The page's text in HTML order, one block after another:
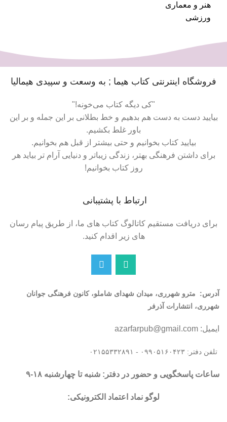
هنر و معماری
ورزشی
فروشگاه اینترنتی کتاب هیما ; به وسعت و سپیدی هیمالیا
"کی دیگه کتاب می‌خونه!"
بیایید دست به دست هم بدهیم و خط بطلانی بر این جمله و بر این
باور غلط بکشیم.
بیایید کتاب بخوانیم و حتی بیشتر از قبل هم بخوانیم.
برای داشتن فرهنگی بهتر، زندگی زیباتر و دنیایی آرام تر بیاید هر
روز کتاب بخوانیم!
ارتباط با پشتیبانی
برای دریافت مستقیم کاتالوگ کتاب های ما، از طریق پیام رسان
های زیر اقدام کنید.
آدرس: مترو شهرری، میدان شهدای شاملو، کانون فرهنگی جوانان
شهرری، انتشارات آذرفر
ایمیل: azarfarpub@gmail.com
تلفن دفتر: ۰۹۹۰۵۱۶۰۴۲۳ - ۰۲۱۵۵۳۳۲۸۹۱
ساعات پاسخگویی و حضور در دفتر: شنبه تا چهارشنبه ۱۸-۹
لوگو نماد اعتماد الکترونیکی: